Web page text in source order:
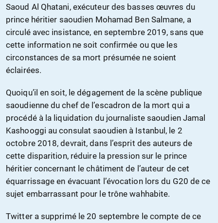
Saoud Al Qhatani, exécuteur des basses œuvres du
prince héritier saoudien Mohamad Ben Salmane, a
circulé avec insistance, en septembre 2019, sans que
cette information ne soit confirmée ou que les
circonstances de sa mort présumée ne soient
éclairées.
Quoiqu’il en soit, le dégagement de la scène publique
saoudienne du chef de l’escadron de la mort qui a
procédé à la liquidation du journaliste saoudien Jamal
Kashooggi au consulat saoudien à Istanbul, le 2
octobre 2018, devrait, dans l’esprit des auteurs de
cette disparition, réduire la pression sur le prince
héritier concernant le châtiment de l’auteur de cet
équarrissage en évacuant l’évocation lors du G20 de ce
sujet embarrassant pour le trône wahhabite.
Twitter a supprimé le 20 septembre le compte de ce